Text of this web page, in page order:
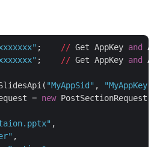
; // Get AppKey and
; // Get AppKey and
"MyAppSid" , "MyAppKey"
= new PostSectionRequest
,
,